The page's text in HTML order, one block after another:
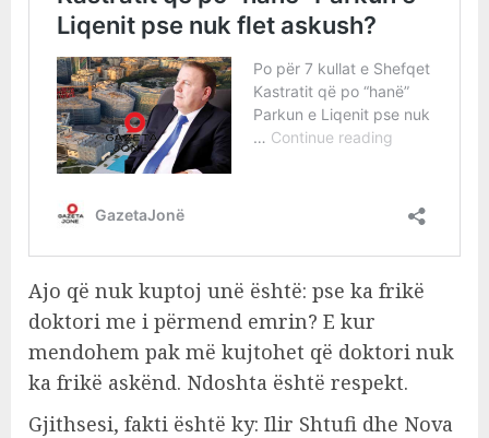
Ajo që nuk kuptoj unë është: pse ka frikë
doktori me i përmend emrin? E kur
mendohem pak më kujtohet që doktori nuk
ka frikë askënd. Ndoshta është respekt.
Gjithsesi, fakti është ky: Ilir Shtufi dhe Nova